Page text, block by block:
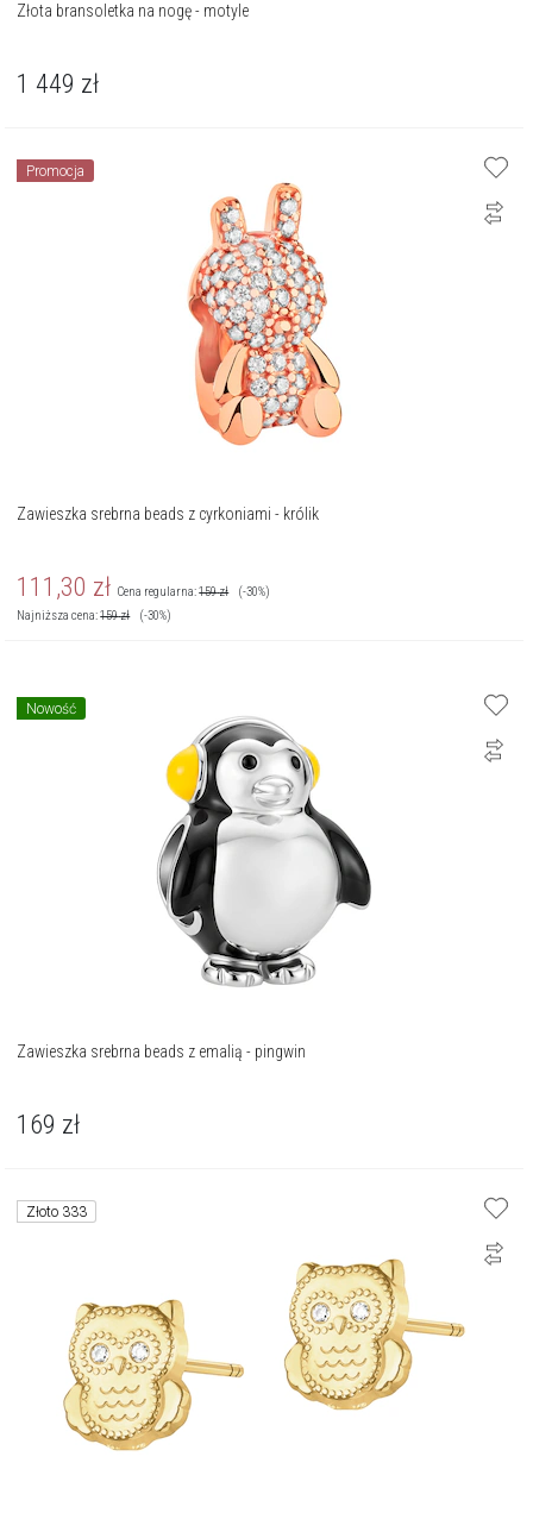
Złota bransoletka na nogę - motyle
1 449 zł
Promocja
Zawieszka srebrna beads z cyrkoniami - królik
111,30 zł Cena regularna:159zł
(-30%)
Najniższa cena:159zł (-30%)
Nowość
Zawieszka srebrna beads z emalią - pingwin
169 zł
Złoto 333